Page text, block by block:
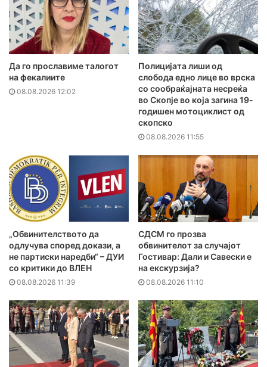
Да го прославиме талогот
на фекалиите
08.08.2026 12:02
Полицијата лиши од
слобода едно лице во врска
со сообраќајната несреќа
во Скопје во која загина 19-
годишен мотоциклист од
скопско
08.08.2026 11:55
„Обвинителството да
одлучува според докази, а
не партиски наредби“ – ДУИ
со критики до ВЛЕН
08.08.2026 11:39
СДСМ го прозва
обвинителот за случајот
Гостивар: Дали и Савески е
на екскурзија?
08.08.2026 11:10